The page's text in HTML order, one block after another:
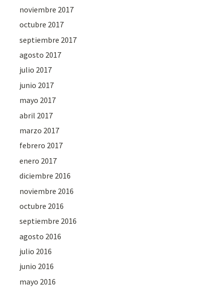
noviembre 2017
octubre 2017
septiembre 2017
agosto 2017
julio 2017
junio 2017
mayo 2017
abril 2017
marzo 2017
febrero 2017
enero 2017
diciembre 2016
noviembre 2016
octubre 2016
septiembre 2016
agosto 2016
julio 2016
junio 2016
mayo 2016